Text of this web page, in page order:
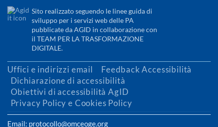
Sito realizzato seguendo le linee guida di
sviluppo per i servizi web delle PA
pubblicate da AGID in collaborazione con
il TEAM PER LA TRASFORMAZIONE
DIGITALE.
Uffici e indirizzi email
Feedback Accessibilità
Dichiarazione di accessibilità
Obiettivi di accessibilità AgID
Privacy Policy e Cookies Policy
Email: protocollo@omceoge.org